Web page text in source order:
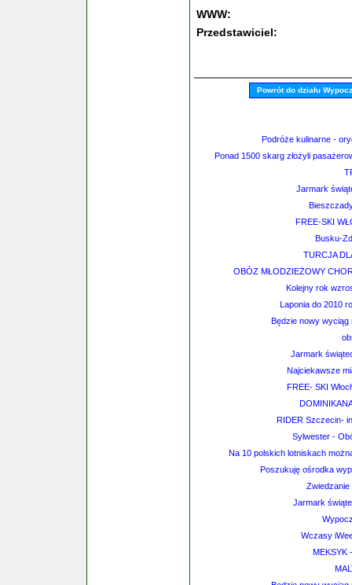
WWW:
Przedstawiciel:
Powrót do działu
Podróże kulinarne -
Ponad 1500 skarg złożyli
Jarmark
FREE-SKI
Busku-
TURCJA
OBÓZ MŁODZIEŻOWY
Kolejny rok
Laponia do 2010
Będzie nowy
Jarmark
Najciekawsze
FREE- SKI
RIDER Szczecin-
Sylwester -
Na 10 polskich lotniskach
Poszukuję ośrodka
Zwiedzanie
Jarmark
Wczasy
MEKSYK